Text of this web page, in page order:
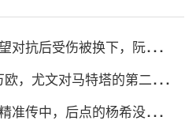
对抗后受伤被换下，阮德英
，尤文对马特塔的第二份
准传中，后点的杨希没有顶